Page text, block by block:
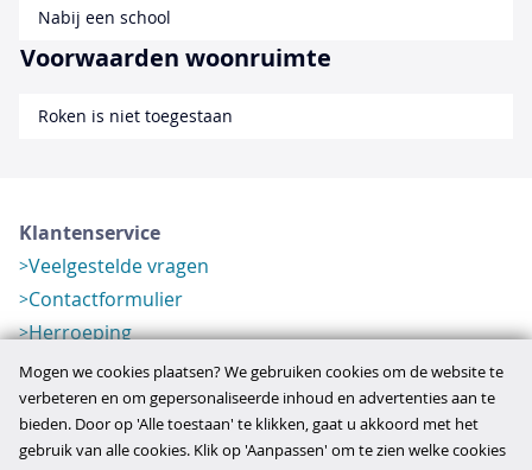
Nabij een school
Voorwaarden woonruimte
Roken is niet toegestaan
Klantenservice
Veelgestelde vragen
Contactformulier
Herroeping
Over ons
Bedrijfsgegevens
Werkwijze
Mogen we cookies plaatsen? We gebruiken cookies om de website te
verbeteren en om gepersonaliseerde inhoud en advertenties aan te
bieden. Door op 'Alle toestaan' te klikken, gaat u akkoord met het
gebruik van alle cookies. Klik op 'Aanpassen' om te zien welke cookies